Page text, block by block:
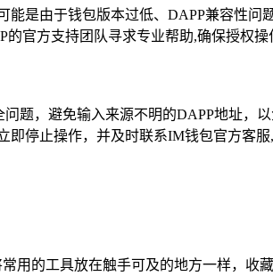
是由于钱包版本过低、DAPP兼容性
官方支持团队寻求专业帮助,确保授权操
题，避免输入来源不明的DAPP地址，
停止操作，并及时联系IM钱包官方客服
用的工具放在触手可及的地方一样，收